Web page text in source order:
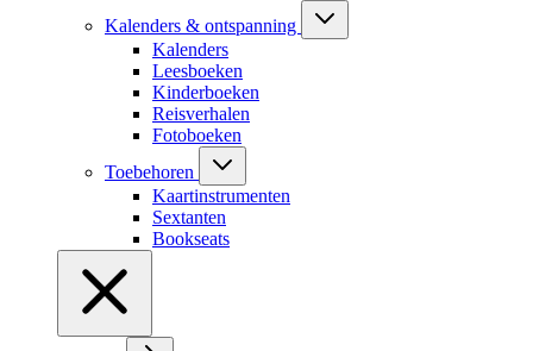
Kalenders & ontspanning
Kalenders
Leesboeken
Kinderboeken
Reisverhalen
Fotoboeken
Toebehoren
Kaartinstrumenten
Sextanten
Bookseats